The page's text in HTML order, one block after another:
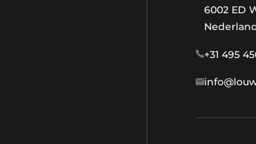
6002 ED
+31 495